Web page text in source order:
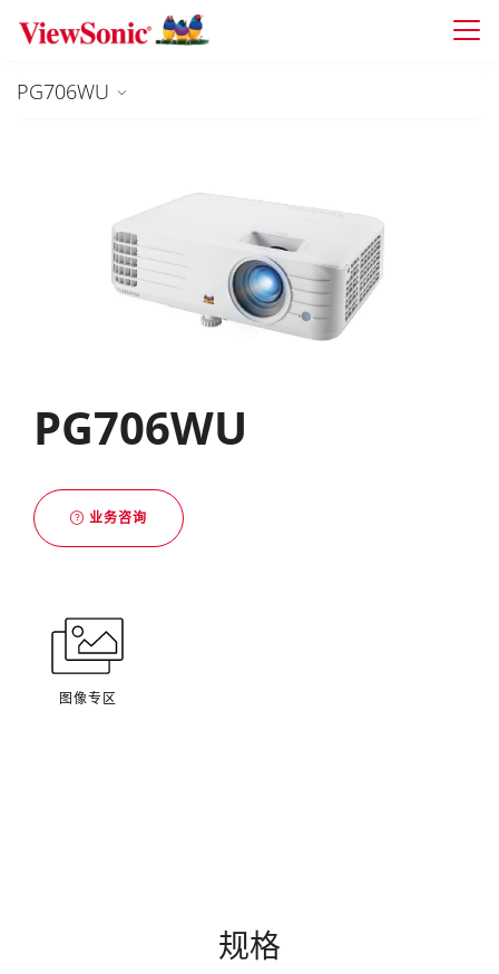
Skip to main content
PG706WU
PG706WU
业务咨询
图像专区
规格